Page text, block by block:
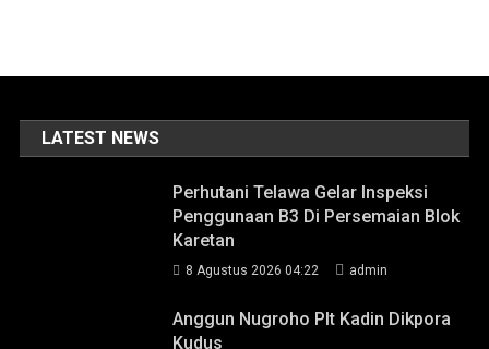
LATEST NEWS
Perhutani Telawa Gelar Inspeksi
Penggunaan B3 Di Persemaian Blok
Karetan
8 Agustus 2026 04:22 admin
Anggun Nugroho Plt Kadin Dikpora
Kudus